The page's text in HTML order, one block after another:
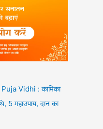
Vidhi : कामिका
5 महाउपाय, दान का